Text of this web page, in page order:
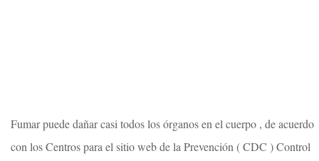
Fumar puede dañar casi todos los órganos en el cuerpo , de acuerdo
con los Centros para el sitio web de la Prevención ( CDC ) Control